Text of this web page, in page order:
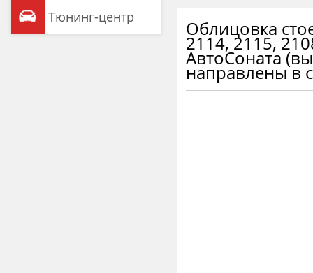
Тюнинг-центр
Облицовка
2114, 2115,
АвтоСоната
направлены в